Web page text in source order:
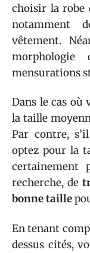
choisir la robe
notamment
vêtement.
mensurations
Dans le cas où
la taille
Par contre,
optez pour la
certainement
recherche, de
bonne taille
En tenant
dessus cités,